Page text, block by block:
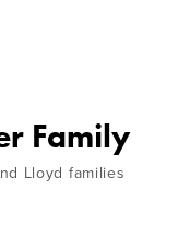
Family
Lloyd families